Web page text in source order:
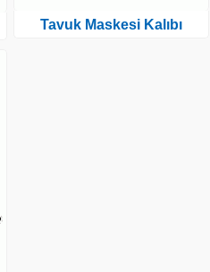
Tavuk Maskesi Kalıbı